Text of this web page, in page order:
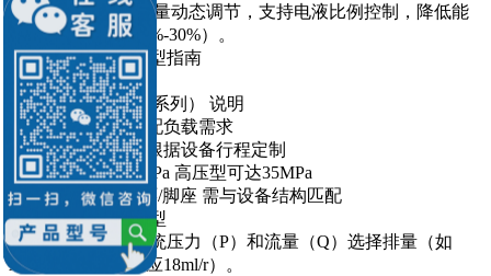
核心功能：压力/流量动态调节，支持电液比例控制，降低能
耗（能耗降低约15%-30%）。
二、技术参数与选型指南
油研油缸关键参数
参数 示例值（CG1系列）
说明
缸径 50-200mm 匹配负载需求
行程 100-2000mm
根据设备行程定制
工作压力 16-31.5MPa 高压型可达35MPa
安装方式
法兰/耳环/脚座 需与设备结构匹配
油升变量柱塞泵选型
负载匹配：根据系统压力（P）和流量（Q）选择排量（如
A10VSO18排量对应18ml/r）。